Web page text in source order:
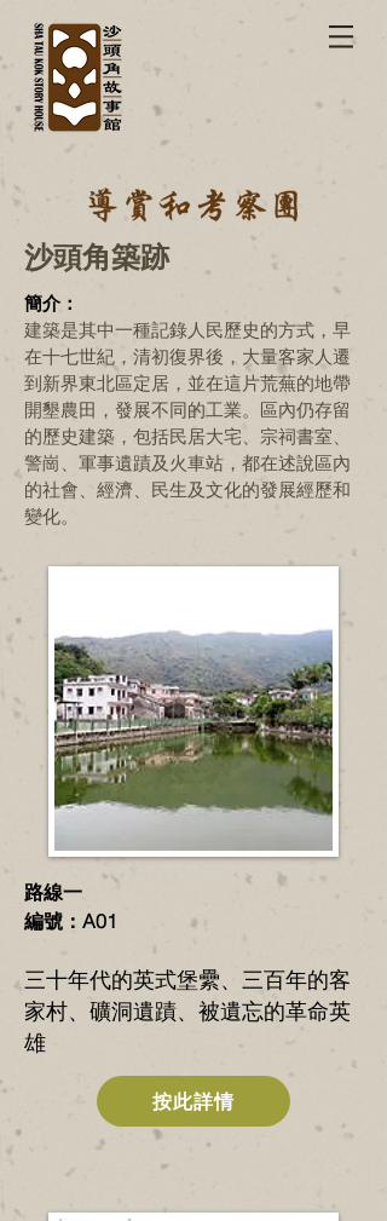
沙頭角築跡
簡介：
建築是其中一種記錄人民歷史的方式，早
在十七世紀，清初復界後，大量客家人遷
到新界東北區定居，並在這片荒蕪的地帶
開墾農田，發展不同的工業。區內仍存留
的歷史建築，包括民居大宅、宗祠書室、
警崗、軍事遺蹟及火車站，都在述說區內
的社會、經濟、民生及文化的發展經歷和
變化。
路線一
編號：A01
​三十年代的英式堡纍、三百年的客
家村、礦洞遺蹟、被遺忘的革命英
雄
按此詳情